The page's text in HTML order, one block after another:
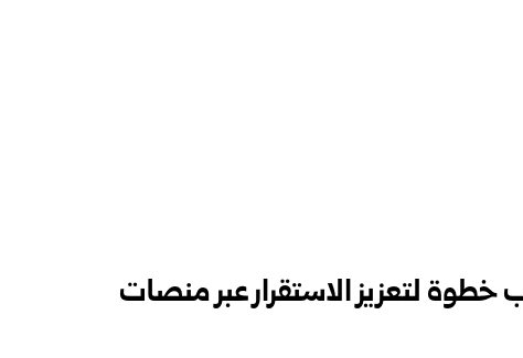
لتعزيز الاستقرار عبر منصات